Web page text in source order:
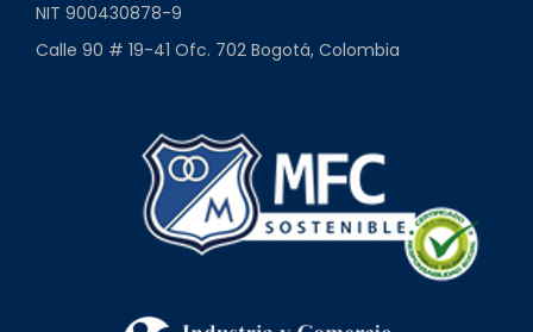
NIT 900430878-9
Calle 90 # 19-41 Ofc. 702 Bogotá, Colombia